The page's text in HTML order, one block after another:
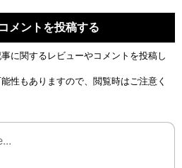
メントを投稿する
に関するレビューやコメントを投稿し
性もありますので、閲覧時はご注意く